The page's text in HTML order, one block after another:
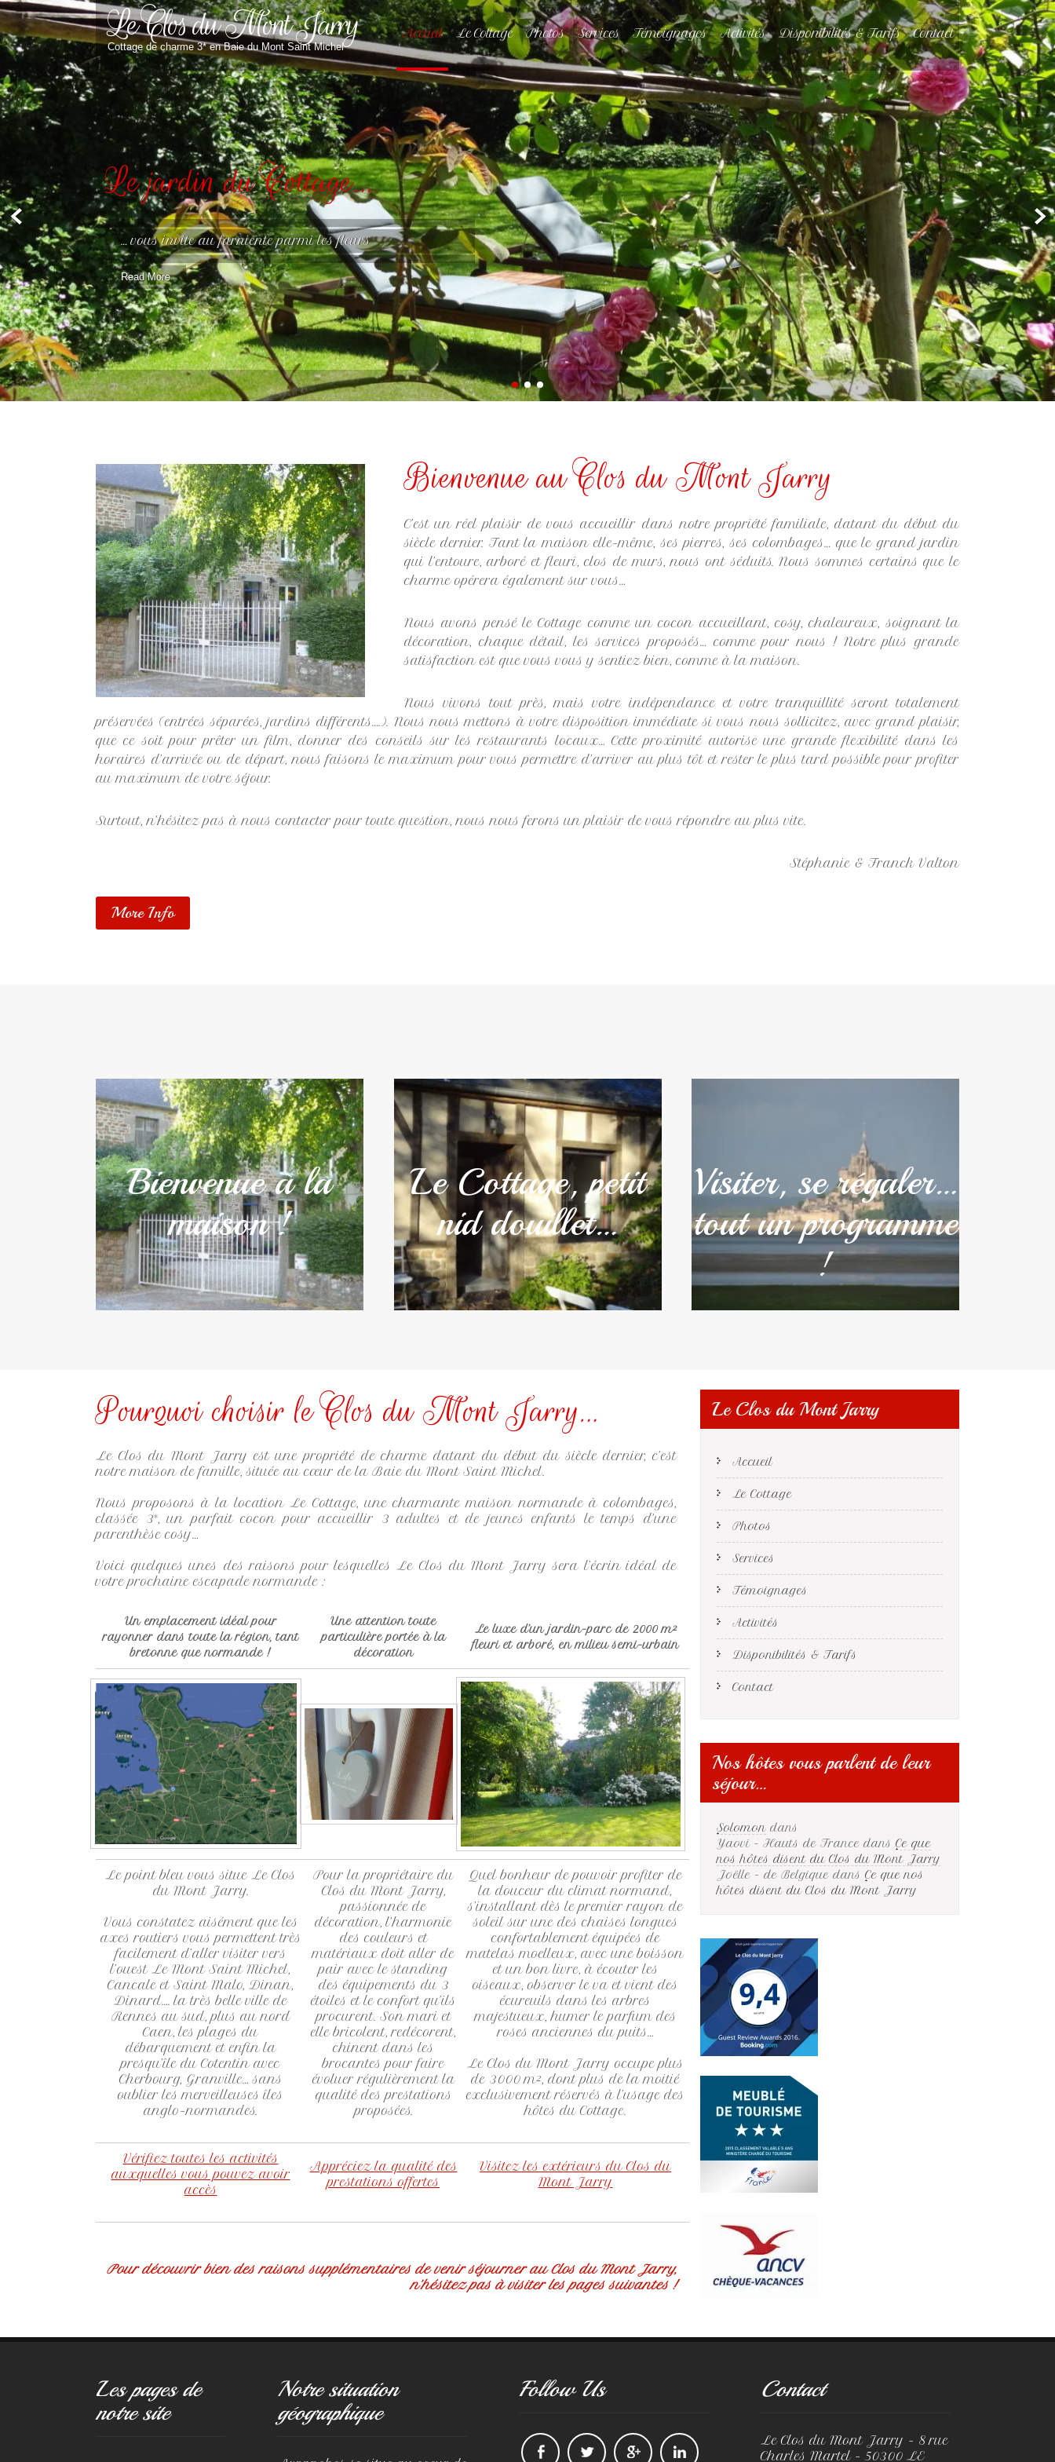
Le jardin du Cottage…
… vous invite au farniente parmi les fleurs
Read More
Le Clos du Mont Jarry
Cottage de charme 3* en Baie du Mont Saint Michel
Accueil Le Cottage Photos Services Témoignages Activités Disponibilités & Tarifs Contact
Bienvenue au Clos du Mont Jarry
C’est un réel plaisir de vous accueillir dans notre propriété familiale, datant du début du
siècle dernier. Tant la maison elle-même, ses pierres, ses colombages… que le grand jardin
qui l’entoure, arboré et fleuri, clos de murs, nous ont séduits. Nous sommes certains que le
charme opérera également sur vous…
Nous avons pensé le Cottage comme un cocon accueillant, cosy, chaleureux, soignant la
décoration, chaque détail, les services proposés… comme pour nous ! Notre plus grande
satisfaction est que vous vous y sentiez bien, comme à la maison.
Nous vivons tout près, mais votre indépendance et votre tranquillité seront totalement
préservées (entrées séparées, jardins différents….). Nous nous mettons à votre disposition immédiate si vous nous sollicitez, avec grand plaisir,
que ce soit pour prêter un film, donner des conseils sur les restaurants locaux… Cette proximité autorise une grande flexibilité dans les
horaires d’arrivée ou de départ, nous faisons le maximum pour vous permettre d’arriver au plus tôt et rester le plus tard possible pour profiter
au maximum de votre séjour.
Surtout, n’hésitez pas à nous contacter pour toute question, nous nous ferons un plaisir de vous répondre au plus vite.
Stéphanie & Franck Valton
More Info
Bienvenue à la
maison !
Le Cottage, petit
nid douillet…
Visiter, se régaler…
tout un programme
!
Pourquoi choisir le Clos du Mont Jarry…
Le Clos du Mont Jarry est une propriété de charme datant du début du siècle dernier, c’est
notre maison de famille, située au cœur de la Baie du Mont Saint Michel.
Nous proposons à la location Le Cottage, une charmante maison normande à colombages,
classée 3*, un parfait cocon pour accueillir 3 adultes et de jeunes enfants le temps d’une
parenthèse cosy…
Voici quelques unes des raisons pour lesquelles Le Clos du Mont Jarry sera l’écrin idéal de
votre prochaine escapade normande :
Un emplacement idéal pour
rayonner dans toute la région, tant
bretonne que normande !
Une attention toute
particulière portée à la
décoration
Le luxe d’un jardin-parc de 2000 m²
fleuri et arboré, en milieu semi-urbain
Le point bleu vous situe Le Clos
du Mont Jarry.
Vous constatez aisément que les
axes routiers vous permettent très
facilement d’aller visiter vers
l’ouest Le Mont Saint Michel,
Cancale et Saint Malo, Dinan,
Dinard…. la très belle ville de
Rennes au sud, plus au nord
Caen, les plages du
débarquement et enfin la
presqu’île du Cotentin avec
Cherbourg, Granville… sans
oublier les merveilleuses îles
anglo-normandes.
Pour la propriétaire du
Clos du Mont Jarry,
passionnée de
décoration, l’harmonie
des couleurs et
matériaux doit aller de
pair avec le standing
des équipements du 3
étoiles et le confort qu’ils
procurent. Son mari et
elle bricolent, redécorent,
chinent dans les
brocantes pour faire
évoluer régulièrement la
qualité des prestations
proposées.
Quel bonheur de pouvoir profiter de
la douceur du climat normand,
s’installant dès le premier rayon de
soleil sur une des chaises longues
confortablement équipées de
matelas moelleux, avec une boisson
et un bon livre, à écouter les
oiseaux, observer le va et vient des
écureuils dans les arbres
majestueux, humer le parfum des
roses anciennes du puits…
Le Clos du Mont Jarry occupe plus
de 3000 m², dont plus de la moitié
exclusivement réservés à l’usage des
hôtes du Cottage.
Vérifiez toutes les activités
auxquelles vous pouvez avoir
accès
Appréciez la qualité des
prestations offertes
Visitez les extérieurs du Clos du
Mont Jarry
Pour découvrir bien des raisons supplémentaires de venir séjourner au Clos du Mont Jarry,
n’hésitez pas à visiter les pages suivantes !
Le Clos du Mont Jarry
Accueil
Le Cottage
Photos
Services
Témoignages
Activités
Disponibilités & Tarifs
Contact
Nos hôtes vous parlent de leur
séjour…
Solomon dans
Yaovi - Hauts de France dans Ce que
nos hôtes disent du Clos du Mont Jarry
Joëlle - de Belgique dans Ce que nos
hôtes disent du Clos du Mont Jarry
Les pages de
notre site
Notre situation
géographique
Follow Us Contact
Le Clos du Mont Jarry - 8 rue
Charles Martel - 50300 LE